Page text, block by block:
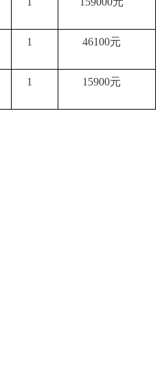
1 46100元
1 15900元